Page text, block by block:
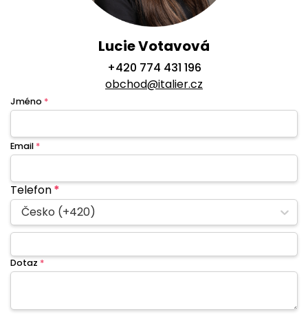
Lucie Votavová
+420 774 431 196
obchod@italier.cz
Jméno *
Email *
Telefon*
Česko (+420)
Dotaz *